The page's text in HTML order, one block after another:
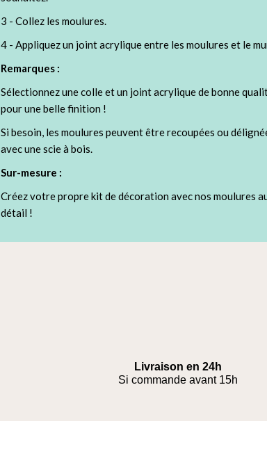
3 - Collez les moulures.
4 - Appliquez un joint acrylique entre les moulures et le
Remarques :
Sélectionnez une colle et un joint acrylique de bonne
pour une belle finition !
Si besoin, les moulures peuvent être recoupées ou
avec une scie à bois.
Sur-mesure :
Créez votre propre kit de décoration avec nos moulures
détail !
Livraison en 24h
Si commande avant 15h